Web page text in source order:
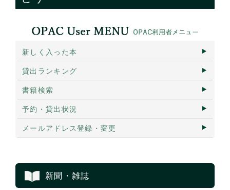
新しく入った本
貸出ランキング
書籍検索
予約・貸出状況
メールアドレス登録・変更
新聞・雑誌